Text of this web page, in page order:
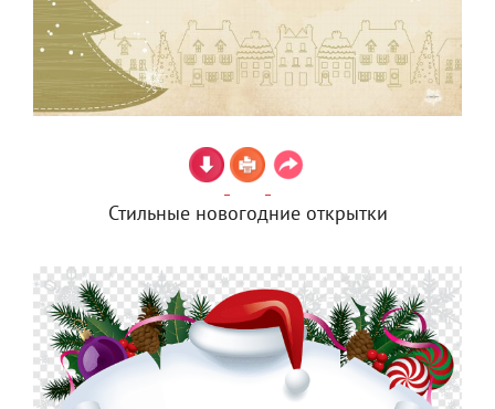
Стильные новогодние открытки